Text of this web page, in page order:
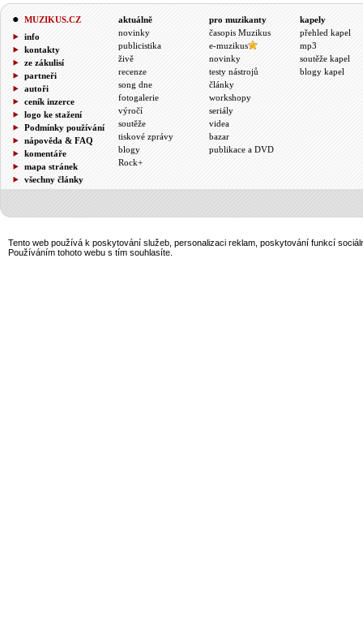
MUZIKUS.CZ
info
kontakty
ze zákulisí
partneři
autoři
ceník inzerce
logo ke stažení
Podmínky používání
nápověda & FAQ
komentáře
mapa stránek
všechny články
aktuálně
novinky
publicistika
živě
recenze
song dne
fotogalerie
výročí
soutěže
tiskové zprávy
blogy
Rock+
pro muzikanty
časopis Muzikus
e-muzikus
novinky
testy nástrojů
články
workshopy
seriály
videa
bazar
publikace a DVD
kapely
přehled kapel
mp3
soutěže kapel
blogy kapel
Tento web používá k poskytování služeb, personalizaci reklam, poskytování funkcí
Používáním tohoto webu s tím souhlasíte.